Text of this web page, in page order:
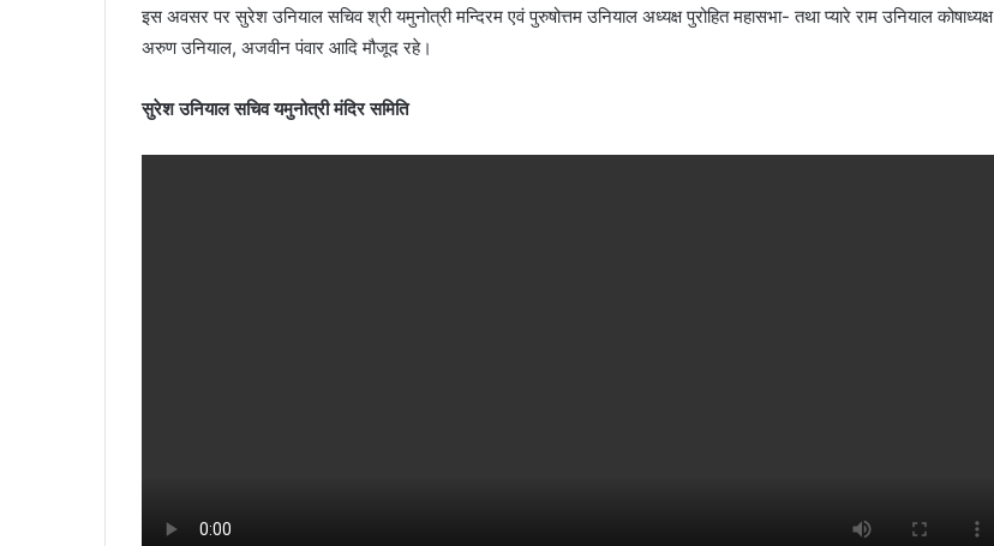
इस अवसर पर सुरेश उनियाल सचिव श्री यमुनोत्री मन्दिरम एवं पुरुषोत्तम उनियाल अध्यक्ष पुरोहित महासभा- तथा प्यारे राम उनियाल कोषाध्यक्ष
अरुण उनियाल, अजवीन पंवार आदि मौजूद रहे।
सुरेश उनियाल सचिव यमुनोत्री मंदिर समिति